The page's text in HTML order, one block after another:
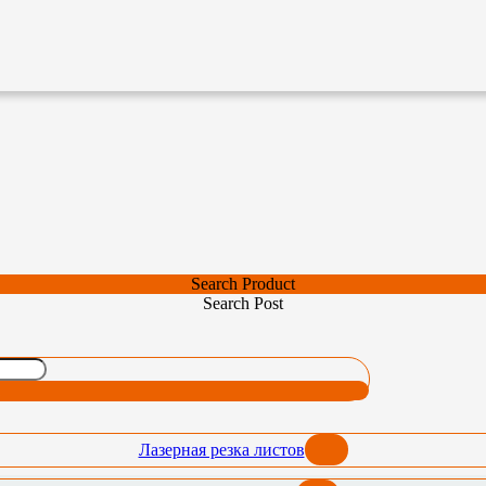
Search Product
Search Post
Лазерная резка листов